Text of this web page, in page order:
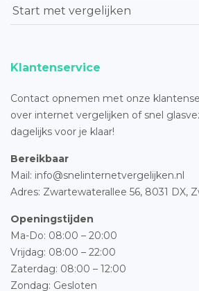
Start met vergelijken
Klantenservice
Contact opnemen met onze
over internet vergelijken of snel
dagelijks voor je klaar!
Bereikbaar
Mail: info@snelinternetvergelijken.nl
Adres: Zwartewaterallee 56, 8031 DX,
Openingstijden
Ma-Do: 08:00 – 20:00
Vrijdag: 08:00 – 22:00
Zaterdag: 08:00 – 12:00
Zondag: Gesloten